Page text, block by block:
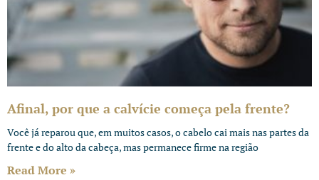
Afinal, por que a calvície começa pela frente?
Você já reparou que, em muitos casos, o cabelo cai mais nas partes da
frente e do alto da cabeça, mas permanece firme na região
Read More »